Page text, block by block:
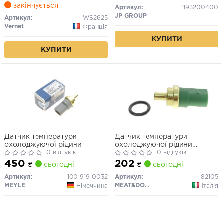
закінчується
Артикул:
WS2625
Vernet
Франція
КУПИТИ
Артикул:
1193200400
JP GROUP
КУПИТИ
Датчик температури
охолоджуючої рідини
0 відгуків
450 ₴ сьогодні
Артикул:
100 919 0032
MEYLE
Німеччина
Датчик температури
охолоджуючої рідини
(кількість контактів: 4) AUDI
A2, A3, A4 B5, A4 B6, A4 B7,
A6 C5, A6 C6, A8 D2, A8 D3,
ALLROAD C5, TT, FORD
GALAXY I, TRANSIT
0 відгуків
202 ₴ сьогодні
Артикул:
82105
MEAT&DORIA
Італія